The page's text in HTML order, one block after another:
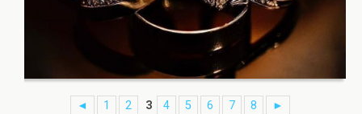
◄ 1 2 3 4 5 6 7 8 ►